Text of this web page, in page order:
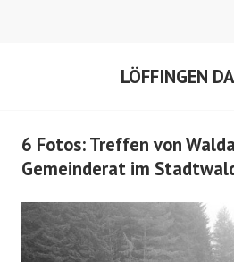
LÖFFINGEN
6 Fotos: Treffen von
Gemeinderat im